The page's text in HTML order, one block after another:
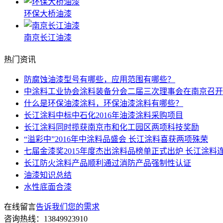
环保大桥油漆
南京长江油漆
热门资讯
防腐蚀油漆型号有哪些，应用范围有哪些？
中涂料工业协会涂料装备分会二届三次理事会在南京召开
什么是环保油漆涂料，环保油漆涂料有哪些？
长江涂料中标中石化2016年油漆涂料采购项目
长江涂料同时揽获南京市和化工园区两项科技奖励
“溢彩中”2016年中涂料品盛会 长江涂料喜获两项殊荣
七届金漆奖2015年度杰出涂料品榜单正式出炉 长江涂料
长江防火涂料产品顺利通过消防产品强制性认证
油漆知识总结
水性底面合漆
在线留言告诉我们您的需求
咨询热线： 13849923910